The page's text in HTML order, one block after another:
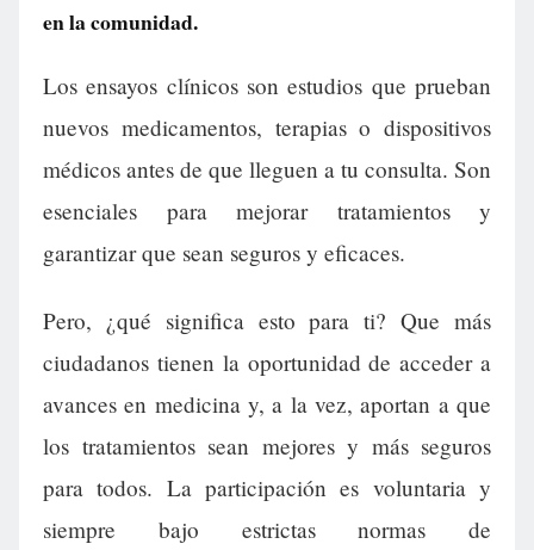
en la comunidad.
Los ensayos clínicos son estudios que prueban
nuevos medicamentos, terapias o dispositivos
médicos antes de que lleguen a tu consulta. Son
esenciales para mejorar tratamientos y
garantizar que sean seguros y eficaces.
Pero, ¿qué significa esto para ti? Que más
ciudadanos tienen la oportunidad de acceder a
avances en medicina y, a la vez, aportan a que
los tratamientos sean mejores y más seguros
para todos. La participación es voluntaria y
siempre bajo estrictas normas de